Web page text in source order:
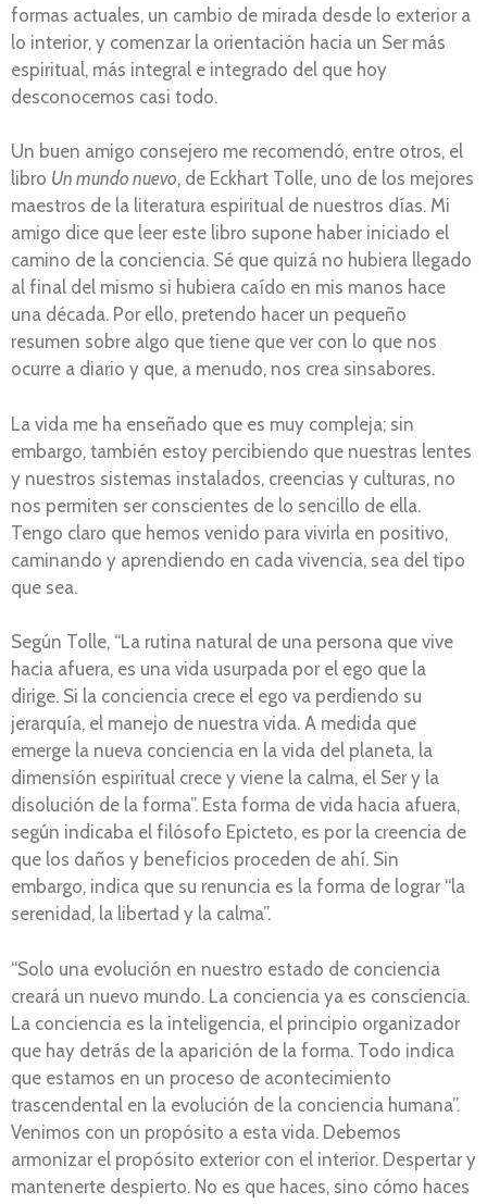
formas actuales, un cambio de mirada desde lo exterior a
lo interior, y comenzar la orientación hacia un Ser más
espiritual, más integral e integrado del que hoy
desconocemos casi todo.
Un buen amigo consejero me recomendó, entre otros, el
libro Un mundo nuevo, de Eckhart Tolle, uno de los mejores
maestros de la literatura espiritual de nuestros días. Mi
amigo dice que leer este libro supone haber iniciado el
camino de la conciencia. Sé que quizá no hubiera llegado
al final del mismo si hubiera caído en mis manos hace
una década. Por ello, pretendo hacer un pequeño
resumen sobre algo que tiene que ver con lo que nos
ocurre a diario y que, a menudo, nos crea sinsabores.
La vida me ha enseñado que es muy compleja; sin
embargo, también estoy percibiendo que nuestras lentes
y nuestros sistemas instalados, creencias y culturas, no
nos permiten ser conscientes de lo sencillo de ella.
Tengo claro que hemos venido para vivirla en positivo,
caminando y aprendiendo en cada vivencia, sea del tipo
que sea.
Según Tolle, “La rutina natural de una persona que vive
hacia afuera, es una vida usurpada por el ego que la
dirige. Si la conciencia crece el ego va perdiendo su
jerarquía, el manejo de nuestra vida. A medida que
emerge la nueva conciencia en la vida del planeta, la
dimensión espiritual crece y viene la calma, el Ser y la
disolución de la forma”. Esta forma de vida hacia afuera,
según indicaba el filósofo Epicteto, es por la creencia de
que los daños y beneficios proceden de ahí. Sin
embargo, indica que su renuncia es la forma de lograr “la
serenidad, la libertad y la calma”.
“Solo una evolución en nuestro estado de conciencia
creará un nuevo mundo. La conciencia ya es consciencia.
La conciencia es la inteligencia, el principio organizador
que hay detrás de la aparición de la forma. Todo indica
que estamos en un proceso de acontecimiento
trascendental en la evolución de la conciencia humana”.
Venimos con un propósito a esta vida. Debemos
armonizar el propósito exterior con el interior. Despertar y
mantenerte despierto. No es que haces, sino cómo haces